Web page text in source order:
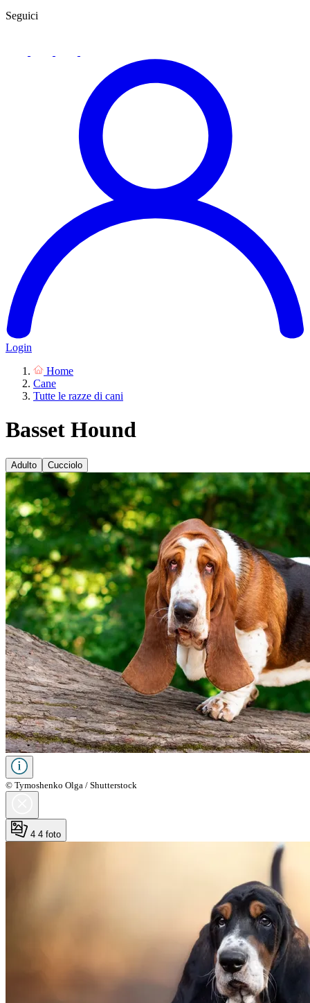
Seguici
Login
Home
Cane
Tutte le razze di cani
Basset Hound
Adulto Cucciolo
© Tymoshenko Olga / Shutterstock
4 4 foto